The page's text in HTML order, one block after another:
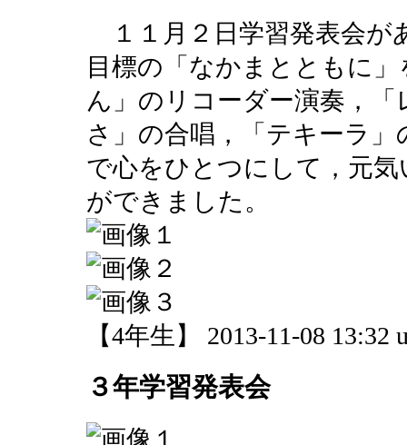
１１月２日学習発表会が
目標の「なかまとともに
ん」のリコーダー演奏，
さ」の合唱，「テキーラ
で心をひとつにして，元
ができました。
【4年生】 2013-11-08 13:32
３年学習発表会